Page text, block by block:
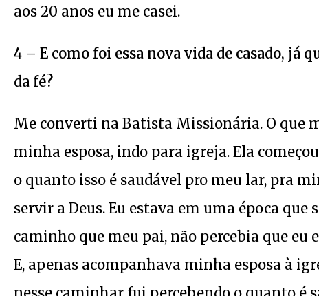
aos 20 anos eu me casei.
4 – E como foi essa nova vida de casado, já
da fé?
Me converti na Batista Missionária. O que
minha esposa, indo para igreja. Ela
o quanto isso é saudável pro meu lar, pra
servir a Deus. Eu estava em uma época
caminho que meu pai, não percebia que eu
E, apenas acompanhava minha esposa à